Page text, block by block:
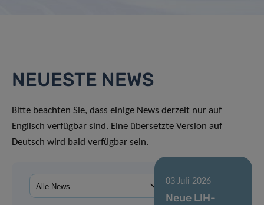
NEUESTE NEWS
Bitte beachten Sie, dass einige News derzeit nur auf
Englisch verfügbar sind. Eine übersetzte Version auf
Deutsch wird bald verfügbar sein.
03 Juli 2026
Neue LIH-